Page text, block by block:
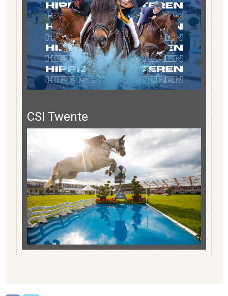
CSI Twente